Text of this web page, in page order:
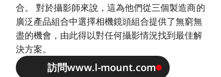
合。 對於攝影師來說，這為他們從三個製造商的
廣泛產品組合中選擇相機鏡頭組合提供了無窮無
盡的機會，由此得以對任何攝影情況找到最佳解
決方案。
訪問www.l-mount.com